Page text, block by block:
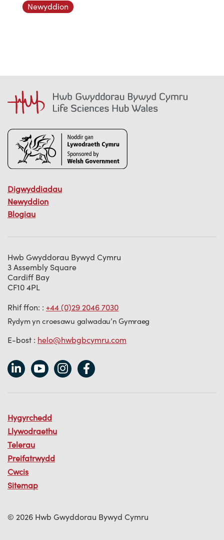
Newyddion
Digwyddiadau
Newyddion
Blogiau
Hwb Gwyddorau Bywyd Cymru
3 Assembly Square
Cardiff Bay
CF10 4PL
Rhif ffon: : +44 (0)29 2046 7030
Rydym yn croesawu galwadau’n Gymraeg
E-bost : helo@hwbgbcymru.com
Hygyrchedd
Llywodraethu
Telerau
Preifatrwydd
Cwcis
Sitemap
© 2026 Hwb Gwyddorau Bywyd Cymru